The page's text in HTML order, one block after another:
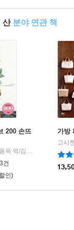
산 분야 연관 책
200 손뜨
쿠츄리에 기획/임용옥 역/김윤정(쪼물딱 루씨) 감수
건
인)
가방
고시